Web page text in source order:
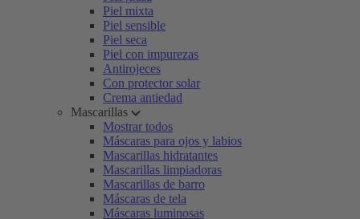
Piel mixta
Piel sensible
Piel seca
Piel con impurezas
Antirojeces
Con protector solar
Crema antiedad
Mascarillas
Mostrar todos
Máscaras para ojos y labios
Mascarillas hidratantes
Mascarillas limpiadoras
Mascarillas de barro
Máscaras de tela
Máscaras luminosas